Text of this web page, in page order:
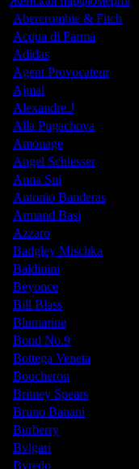
Abercrombie & Fitch
Acqua di Parma
Adidas
Agent Provocateur
Ajmal
Alexandre.J
Alla Pugachova
Amouage
Angel Schlesser
Anna Sui
Antonio Banderas
Armand Basi
Azzaro
Badgley Mischka
Baldinini
Beyonce
Bill Blass
Blumarine
Bond No.9
Bottega Veneta
Boucheron
Britney Spears
Bruno Banani
Burberry
Bvlgari
Byredo